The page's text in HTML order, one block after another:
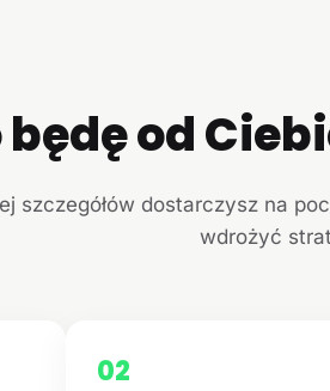
będę od
szczegółów dostarczysz na
wdrożyć
02